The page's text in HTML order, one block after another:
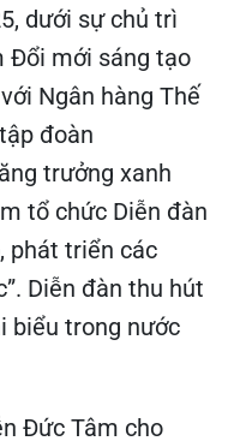
dưới sự chủ trì
Đổi mới sáng tạo
Ngân hàng Thế
đoàn
trưởng xanh
tổ chức Diễn đàn
phát triển các
Diễn đàn thu hút
biểu trong nước
Đức Tâm cho